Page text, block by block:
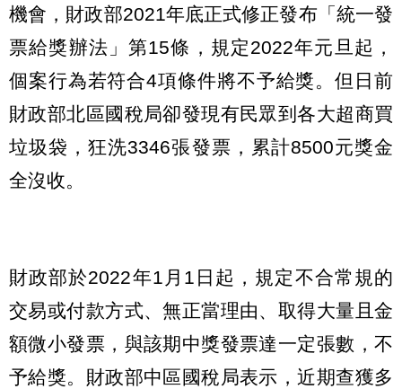
機會，財政部2021年底正式修正發布「統一發
票給獎辦法」第15條，規定2022年元旦起，
個案行為若符合4項條件將不予給獎。但日前
財政部北區國稅局卻發現有民眾到各大超商買
垃圾袋，狂洗3346張發票，累計8500元獎金
全沒收。
財政部於2022年1月1日起，規定不合常規的
交易或付款方式、無正當理由、取得大量且金
額微小發票，與該期中獎發票達一定張數，不
予給獎。財政部中區國稅局表示，近期查獲多